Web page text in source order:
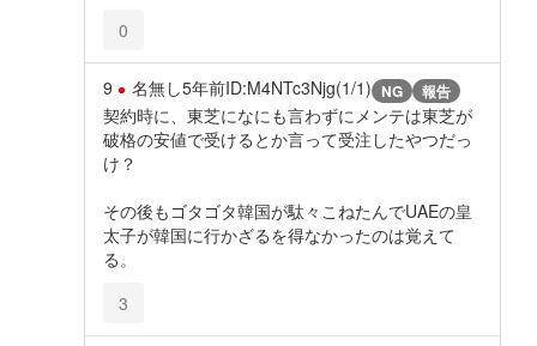
0
9 名無し5年前ID:M4NTc3Njg(1/1) NG 報告
契約時に、東芝になにも言わずにメンテは東芝が
破格の安値で受けるとか言って受注したやつだっ
け？
その後もゴタゴタ韓国が駄々こねたんでUAEの皇
太子が韓国に行かざるを得なかったのは覚えて
る。
3